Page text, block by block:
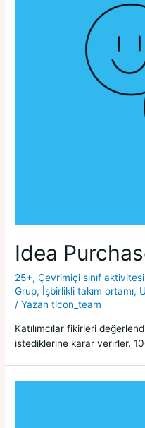
Idea
25+,Çevrimiçi sınıf aktivitesi
Grup, İşbirlikli takım ortamı,
/ Yazan ticon_team
Katılımcılar fikirleri
istediklerine karar verirler.